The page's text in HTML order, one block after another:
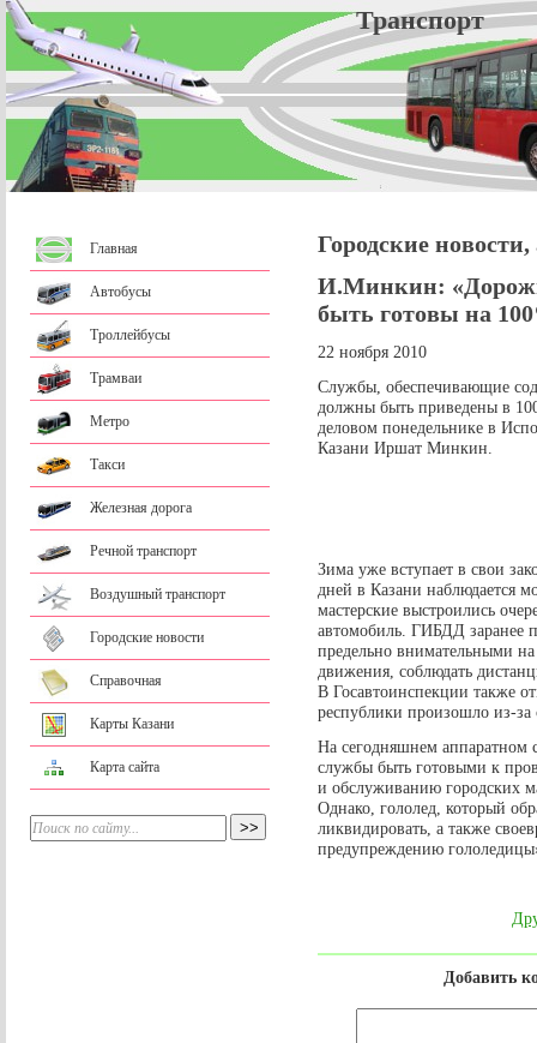
Главная
Автобусы
Троллейбусы
Трамваи
Метро
Такси
Железная дорога
Речной транспорт
Воздушный транспорт
Городские новости
Справочная
Карты Казани
Карта сайта
Городские
И.Минкин:
быть готовы на
22 ноября 2010
Службы, обеспечивающие
должны быть приведены в
деловом понедельнике в
Казани Иршат Минкин.
Зима уже вступает в свои
дней в Казани наблюдается
мастерские выстроились
автомобиль. ГИБДД заранее
предельно внимательными
движения, соблюдать
В Госавтоинспекции также
республики произошло из-
На сегодняшнем
службы быть готовыми к
и обслуживанию городских
Однако, гололед, который
ликвидировать, а также
предупреждению
Добавить